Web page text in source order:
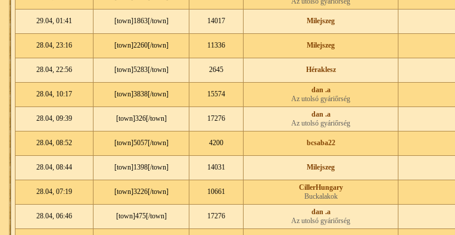
29.04, 01:41 [town]1863[/town] 14017 Milejszeg
28.04, 23:16 [town]2260[/town] 11336 Milejszeg
28.04, 22:56 [town]5283[/town] 2645 Héraklesz
28.04, 10:17 [town]3838[/town] 15574
dan .a
Az utolsó gyáriőrség
28.04, 09:39 [town]326[/town] 17276
dan .a
Az utolsó gyáriőrség
28.04, 08:52 [town]5057[/town] 4200 bcsaba22
28.04, 08:44 [town]1398[/town] 14031 Milejszeg
28.04, 07:19 [town]3226[/town] 10661
CillerHungary
Buckalakok
28.04, 06:46 [town]475[/town] 17276
dan .a
Az utolsó gyáriőrség